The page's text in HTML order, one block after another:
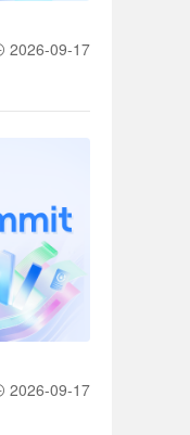
2026-09-17
2026-09-17